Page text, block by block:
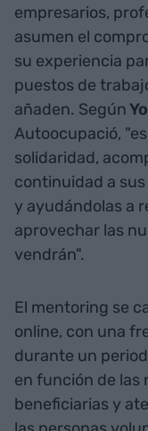
empresarios,
asumen el
su experiencia
puestos de
añaden. Según
Autoocupació,
solidaridad,
continuidad a
y ayudándolas a
aprovechar las
vendrán".
El mentoring se
online, con una
durante un
en función de las
beneficiarias y